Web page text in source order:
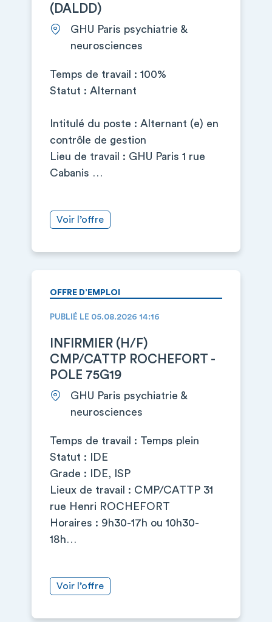
(DALDD)
GHU Paris psychiatrie &
neurosciences
Temps de travail : 100%
Statut : Alternant
Intitulé du poste : Alternant (e) en
contrôle de gestion
Lieu de travail : GHU Paris 1 rue
Cabanis …
Voir l’offre
OFFRE D’EMPLOI
PUBLIÉ LE 05.08.2026 14:16
INFIRMIER (H/F)
CMP/CATTP ROCHEFORT -
POLE 75G19
GHU Paris psychiatrie &
neurosciences
Temps de travail : Temps plein
Statut : IDE
Grade : IDE, ISP
Lieux de travail : CMP/CATTP 31
rue Henri ROCHEFORT
Horaires : 9h30-17h ou 10h30-
18h…
Voir l’offre